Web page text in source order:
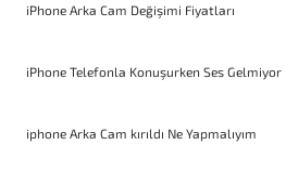
iPhone Arka Cam Değişimi Fiyatları
iPhone Telefonla Konuşurken Ses Gelmiyor
iphone Arka Cam kırıldı Ne Yapmalıyım